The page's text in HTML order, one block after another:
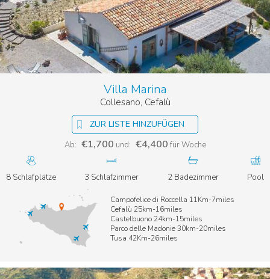
ZUR LISTE HINZUFÜGEN
Villa Marina
Collesano, Cefalù
Ab: €1,700 und: €4,400 für Woche
8 Schlafplätze 3 Schlafzimmer 2 Badezimmer Pool
Campofelice di Roccella 11Km-7miles
Cefalù 25km-16miles
Castelbuono 24km-15miles
Parco delle Madonie 30km-20miles
Tusa 42Km-26miles